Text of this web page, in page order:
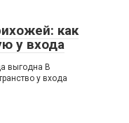
как
у входа
выгодна В
у входа